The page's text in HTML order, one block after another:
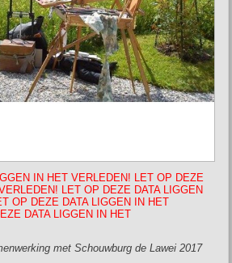
IN HET VERLEDEN! LET OP DEZE
LET OP DEZE DATA LIGGEN
OP DEZE DATA LIGGEN IN HET
DATA LIGGEN IN HET
met Schouwburg de Lawei 2017